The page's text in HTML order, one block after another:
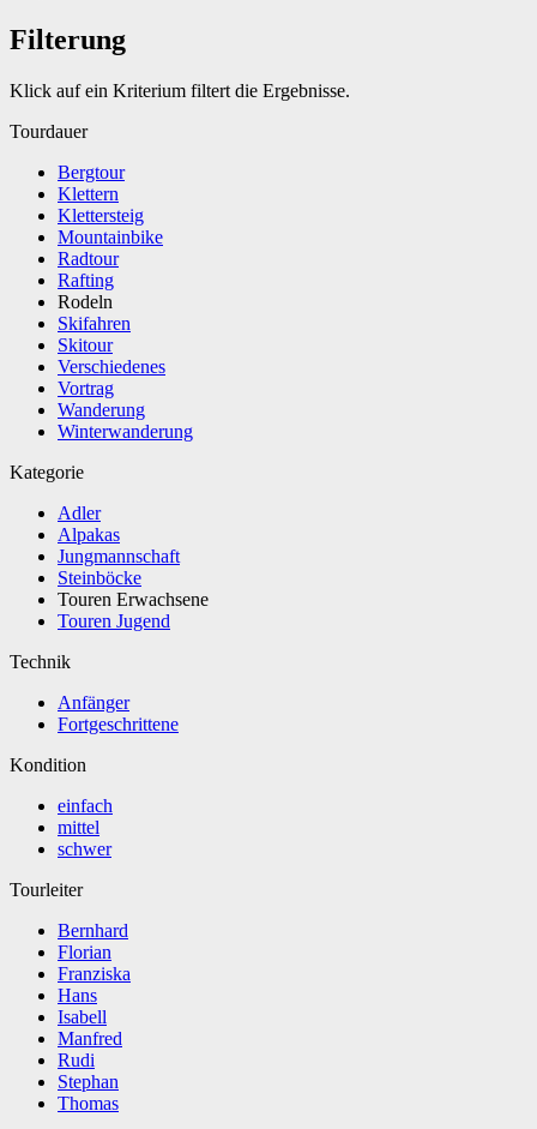
Filterung
Klick auf ein Kriterium filtert die Ergebnisse.
Tourdauer
Bergtour
Klettern
Klettersteig
Mountainbike
Radtour
Rafting
Rodeln
Skifahren
Skitour
Verschiedenes
Vortrag
Wanderung
Winterwanderung
Kategorie
Adler
Alpakas
Jungmannschaft
Steinböcke
Touren Erwachsene
Touren Jugend
Technik
Anfänger
Fortgeschrittene
Kondition
einfach
mittel
schwer
Tourleiter
Bernhard
Florian
Franziska
Hans
Isabell
Manfred
Rudi
Stephan
Thomas